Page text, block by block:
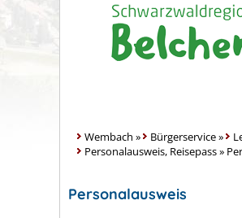
Wembach » Bürgerservice»
Personalausweis, Reisepass»
Personalausweis